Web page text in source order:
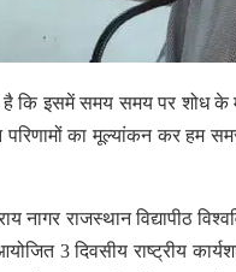
कि इसमें समय समय पर शोध के
का मूल्यांकन कर हम
राजस्थान विद्यापीठ
3 दिवसीय राष्ट्रीय